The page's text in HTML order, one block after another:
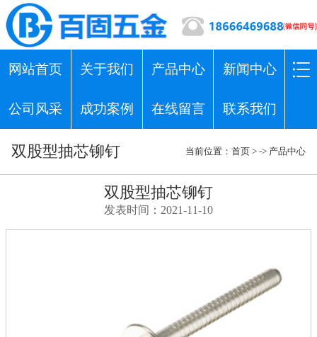
网站首页 关于我们 产品中心 新闻中心
公司风采 成功案例 在线留言 联系我们
双股型抽芯铆钉 当前位置： 首页 > -> 产品中心
双股型抽芯铆钉
发表时间：2021-11-10